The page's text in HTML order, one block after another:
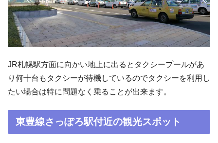
JR札幌駅方面に向かい地上に出るとタクシープールがあ
り何十台もタクシーが待機しているのでタクシーを利用し
たい場合は特に問題なく乗ることが出来ます。
東豊線さっぽろ駅付近の観光スポット